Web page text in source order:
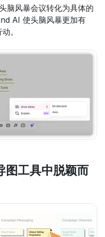
脑风暴会议转化为具体的
AI 使头脑风暴更加有
。
图工具中脱颖而